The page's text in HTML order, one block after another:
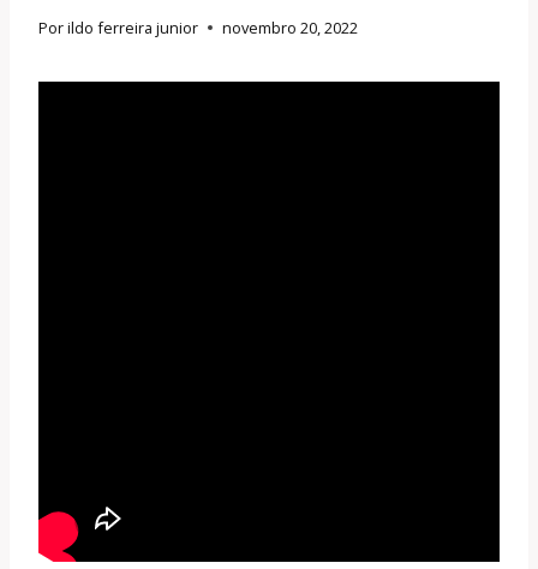
Porildo ferreira junior novembro 20, 2022